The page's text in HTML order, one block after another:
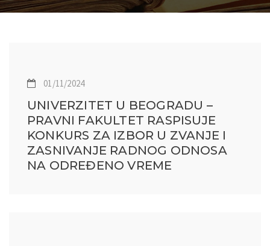
01/11/2024
UNIVERZITET U BEOGRADU –
PRAVNI FAKULTET RASPISUJE
KONKURS ZA IZBOR U ZVANJE I
ZASNIVANJE RADNOG ODNOSA
NA ODREĐENO VREME